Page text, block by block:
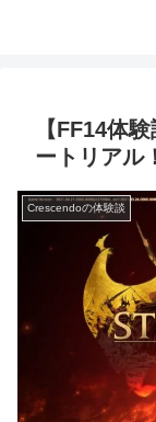
【FF14体
ートリアル
Crescendoの体験談